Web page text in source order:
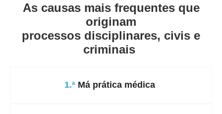
As causas mais frequentes que
originam
processos disciplinares, civis e
criminais
1.ª Má prática médica